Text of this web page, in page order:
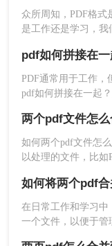
3、上传需要合
可。
果你也想要知道pdf
众所周知，PDF格式
是工作还是学习，我
事，因此，今天我们
想要知道pdf合并这
pdf如何拼接在
PDF通常用于工作，
pdf如何拼接在一起
pdf合并的方法技巧。
如何两个pdf文件怎
以处理的文件，比如
联网上找到相关的
期。让我们来看看
在日常工作和学习中
一个文件，以便于管